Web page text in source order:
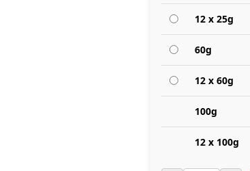
12 x 25g
60g
12 x 60g
100g
12 x 100g